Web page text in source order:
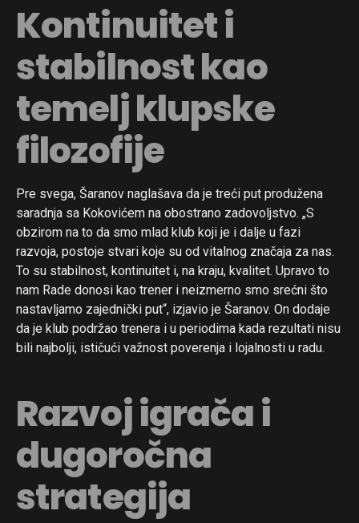
Kontinuitet i
stabilnost kao
temelj klupske
filozofije
Pre svega, Šaranov naglašava da je treći put produžena
saradnja sa Kokovićem na obostrano zadovoljstvo. „S
obzirom na to da smo mlad klub koji je i dalje u fazi
razvoja, postoje stvari koje su od vitalnog značaja za nas.
To su stabilnost, kontinuitet i, na kraju, kvalitet. Upravo to
nam Rade donosi kao trener i neizmerno smo srećni što
nastavljamo zajednički put“, izjavio je Šaranov. On dodaje
da je klub podržao trenera i u periodima kada rezultati nisu
bili najbolji, ističući važnost poverenja i lojalnosti u radu.
Razvoj igrača i
dugoročna
strategija